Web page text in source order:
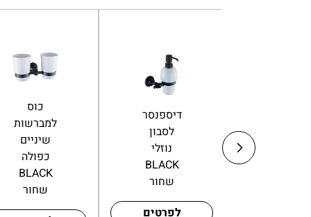
אחיזה 30
| 40 | 60
ס"מ
לאמבטיה
שחור מט
דיספנסר
לסבון
נוזלי
BLACK
שחור
לפרטים